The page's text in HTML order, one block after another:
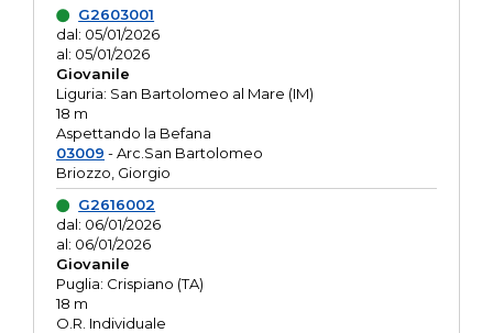
G2603001
dal: 05/01/2026
al: 05/01/2026
Giovanile
Liguria: San Bartolomeo al Mare (IM)
18 m
Aspettando la Befana
03009 - Arc.San Bartolomeo
Briozzo, Giorgio
G2616002
dal: 06/01/2026
al: 06/01/2026
Giovanile
Puglia: Crispiano (TA)
18 m
O.R. Individuale